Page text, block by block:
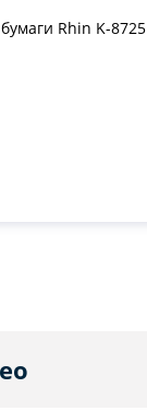
Rhin K-8725